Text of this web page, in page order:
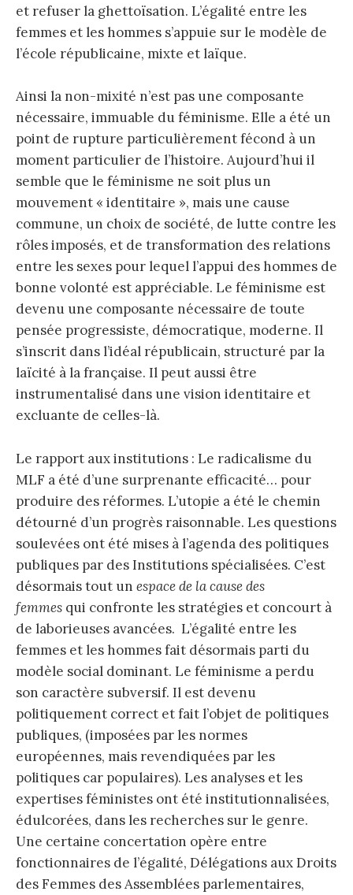
et refuser la ghettoïsation. L’égalité entre les
femmes et les hommes s’appuie sur le modèle de
l’école républicaine, mixte et laïque.
Ainsi la non-mixité n’est pas une composante
nécessaire, immuable du féminisme. Elle a été un
point de rupture particulièrement fécond à un
moment particulier de l’histoire. Aujourd’hui il
semble que le féminisme ne soit plus un
mouvement « identitaire », mais une cause
commune, un choix de société, de lutte contre les
rôles imposés, et de transformation des relations
entre les sexes pour lequel l’appui des hommes de
bonne volonté est appréciable. Le féminisme est
devenu une composante nécessaire de toute
pensée progressiste, démocratique, moderne. Il
s’inscrit dans l’idéal républicain, structuré par la
laïcité à la française. Il peut aussi être
instrumentalisé dans une vision identitaire et
excluante de celles-là.
Le rapport aux institutions : Le radicalisme du
MLF a été d’une surprenante efficacité… pour
produire des réformes. L’utopie a été le chemin
détourné d’un progrès raisonnable. Les questions
soulevées ont été mises à l’agenda des politiques
publiques par des Institutions spécialisées. C’est
désormais tout un espace de la cause des
femmes qui confronte les stratégies et concourt à
de laborieuses avancées. L’égalité entre les
femmes et les hommes fait désormais parti du
modèle social dominant. Le féminisme a perdu
son caractère subversif. Il est devenu
politiquement correct et fait l’objet de politiques
publiques, (imposées par les normes
européennes, mais revendiquées par les
politiques car populaires). Les analyses et les
expertises féministes ont été institutionnalisées,
édulcorées, dans les recherches sur le genre.
Une certaine concertation opère entre
fonctionnaires de l’égalité, Délégations aux Droits
des Femmes des Assemblées parlementaires,